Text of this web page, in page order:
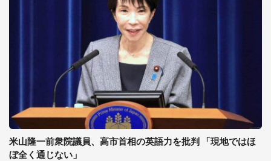
米山隆一前衆院議員、高市首相の英語力を批判 「現地ではほ
ぼ全く通じない」